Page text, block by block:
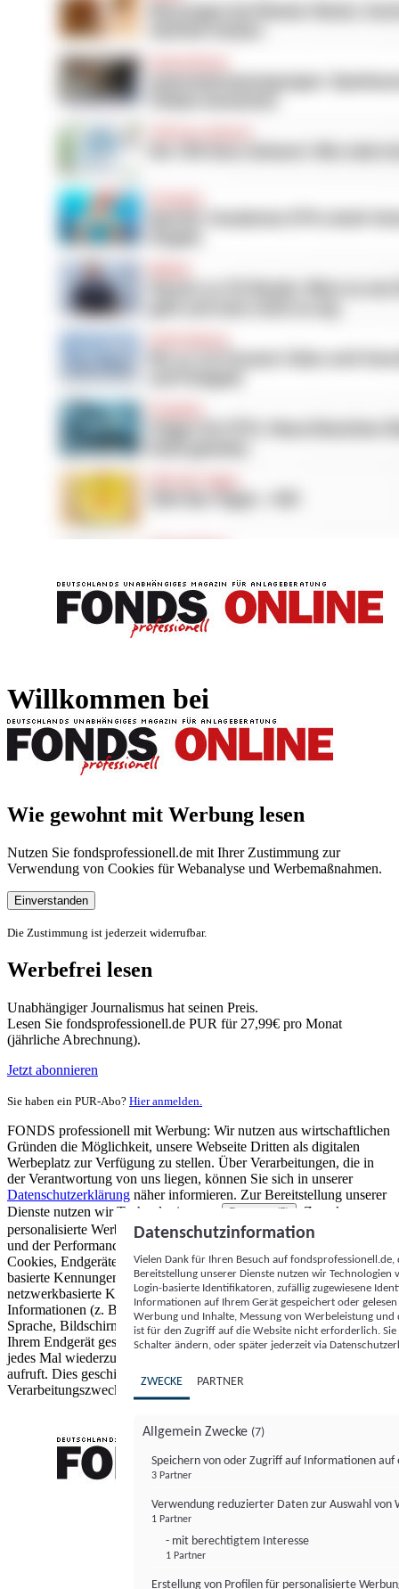
Willkommen bei
Wie gewohnt mit Werbung lesen
Nutzen Sie fondsprofessionell.de mit Ihrer Zustimmung zur
Verwendung von Cookies für Webanalyse und Werbemaßnahmen.
Einverstanden
Die Zustimmung ist jederzeit widerrufbar.
Werbefrei lesen
Unabhängiger Journalismus hat seinen Preis.
Lesen Sie fondsprofessionell.de PUR für 27,99€ pro Monat
(jährliche Abrechnung).
Jetzt abonnieren
Sie haben ein PUR-Abo? Hier anmelden.
FONDS professionell mit Werbung: Wir nutzen aus wirtschaftlichen
Gründen die Möglichkeit, unsere Webseite Dritten als digitalen
Werbeplatz zur Verfügung zu stellen. Über Verarbeitungen, die in
der Verantwortung von uns liegen, können Sie sich in unserer
Datenschutzerklärung näher informieren. Zur Bereitstellung unserer
Dienste nutzen wir Technologien von
Partnern (5)
. Zwecke:
personalisierte Werbung und Inhalte, Messung von Werbeleistung
und der Performance von Inhalten sowie Zielgruppenforschung.
Cookies, Endgeräte- oder ähnliche Online-Kennungen (z. B. login-
basierte Kennungen, zufällig generierte Kennungen,
netzwerkbasierte Kennungen) können zusammen mit anderen
Informationen (z. B. Browsertyp und Browserinformationen,
Sprache, Bildschirmgröße, unterstützte Technologien usw.) auf
Ihrem Endgerät gespeichert oder von dort ausgelesen werden, um es
jedes Mal wiederzuerkennen, wenn es eine App oder einer Webseite
aufruft. Dies geschieht für einen oder mehrere der hier aufgeführten
Verarbeitungszwecke.
Datenschutzinformation
Vielen Dank für Ihren Besuch auf
Bereitstellung unserer Dienste nutzen wir Technologien
Login-basierte Identifikatoren, zufällig zugewiesene
Informationen auf Ihrem Gerät gespeichert oder
Werbung und Inhalte, Messung von Werbeleistung
ist für den Zugriff auf die Website nicht erforderlich.
Schalter ändern, oder später jederzeit via
ZWECKE PARTNER
Allgemein Zwecke (7)
Speichern von oder Zugriff auf Informationen auf
3 Partner
Verwendung reduzierter Daten zur Auswahl von
1 Partner
- mit berechtigtem Interesse
1 Partner
Erstellung von Profilen für personalisierte
FONDS professionell